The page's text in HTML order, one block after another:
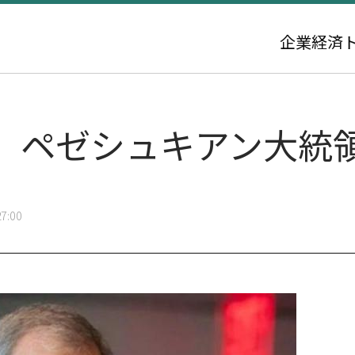
企業経済
ペゼシュキアン大統